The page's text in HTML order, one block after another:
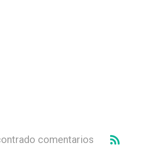
comentarios